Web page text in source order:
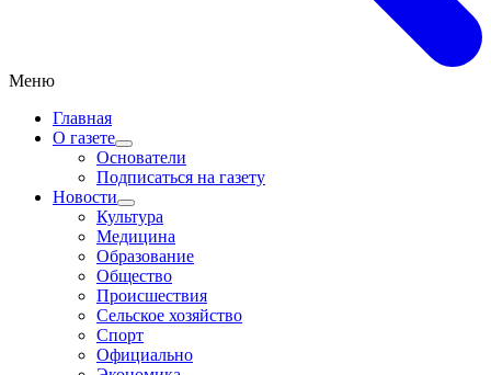
Меню
Главная
О газете
Основатели
Подписаться на газету
Новости
Культура
Медицина
Образование
Общество
Происшествия
Сельское хозяйство
Спорт
Официально